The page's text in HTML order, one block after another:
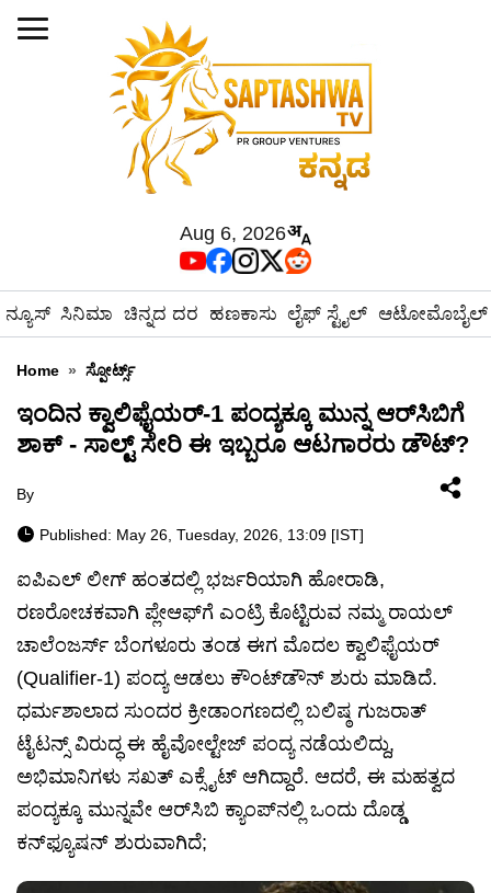
Aug 6, 2026
ನ್ಯೂಸ್ ಸಿನಿಮಾ ಚಿನ್ನದ ದರ ಹಣಕಾಸು ಲೈಫ್ ಸ್ಟೈಲ್ ಆಟೋಮೊಬೈಲ್
Home » ಸ್ಪೋರ್ಟ್ಸ್
ಇಂದಿನ ಕ್ವಾಲಿಫೈಯರ್-1 ಪಂದ್ಯಕ್ಕೂ ಮುನ್ನ ಆರ್‌ಸಿಬಿಗೆ
ಶಾಕ್ - ಸಾಲ್ಟ್ ಸೇರಿ ಈ ಇಬ್ಬರೂ ಆಟಗಾರರು ಡೌಟ್?
By
Published: May 26, Tuesday, 2026, 13:09 [IST]
ಐಪಿಎಲ್ ಲೀಗ್ ಹಂತದಲ್ಲಿ ಭರ್ಜರಿಯಾಗಿ ಹೋರಾಡಿ,
ರಣರೋಚಕವಾಗಿ ಪ್ಲೇಆಫ್‌ಗೆ ಎಂಟ್ರಿ ಕೊಟ್ಟಿರುವ ನಮ್ಮ ರಾಯಲ್
ಚಾಲೆಂಜರ್ಸ್ ಬೆಂಗಳೂರು ತಂಡ ಈಗ ಮೊದಲ ಕ್ವಾಲಿಫೈಯರ್
(Qualifier-1) ಪಂದ್ಯ ಆಡಲು ಕೌಂಟ್‌ಡೌನ್ ಶುರು ಮಾಡಿದೆ.
ಧರ್ಮಶಾಲಾದ ಸುಂದರ ಕ್ರೀಡಾಂಗಣದಲ್ಲಿ ಬಲಿಷ್ಠ ಗುಜರಾತ್
ಟೈಟನ್ಸ್ ವಿರುದ್ಧ ಈ ಹೈವೋಲ್ಟೇಜ್ ಪಂದ್ಯ ನಡೆಯಲಿದ್ದು,
ಅಭಿಮಾನಿಗಳು ಸಖತ್ ಎಕ್ಸೈಟ್ ಆಗಿದ್ದಾರೆ. ಆದರೆ, ಈ ಮಹತ್ವದ
ಪಂದ್ಯಕ್ಕೂ ಮುನ್ನವೇ ಆರ್‌ಸಿಬಿ ಕ್ಯಾಂಪ್‌ನಲ್ಲಿ ಒಂದು ದೊಡ್ಡ
ಕನ್‌ಫ್ಯೂಷನ್ ಶುರುವಾಗಿದೆ;